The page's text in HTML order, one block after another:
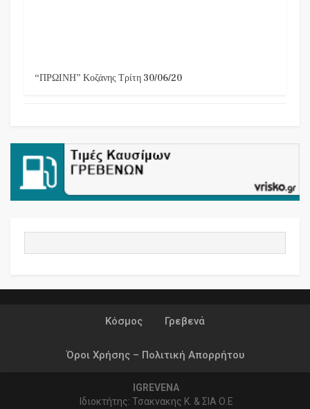
“ΠΡΩΙΝΗ” Κοζάνης Τρίτη 30/06/20
Κόσμος Γρεβενά
Όροι Χρήσης – Πολιτική Απορρήτου
IGREVENA
Ιδιοκτήτης: Τσακνακης Κ. & ΣΙΑ Ο.Ε